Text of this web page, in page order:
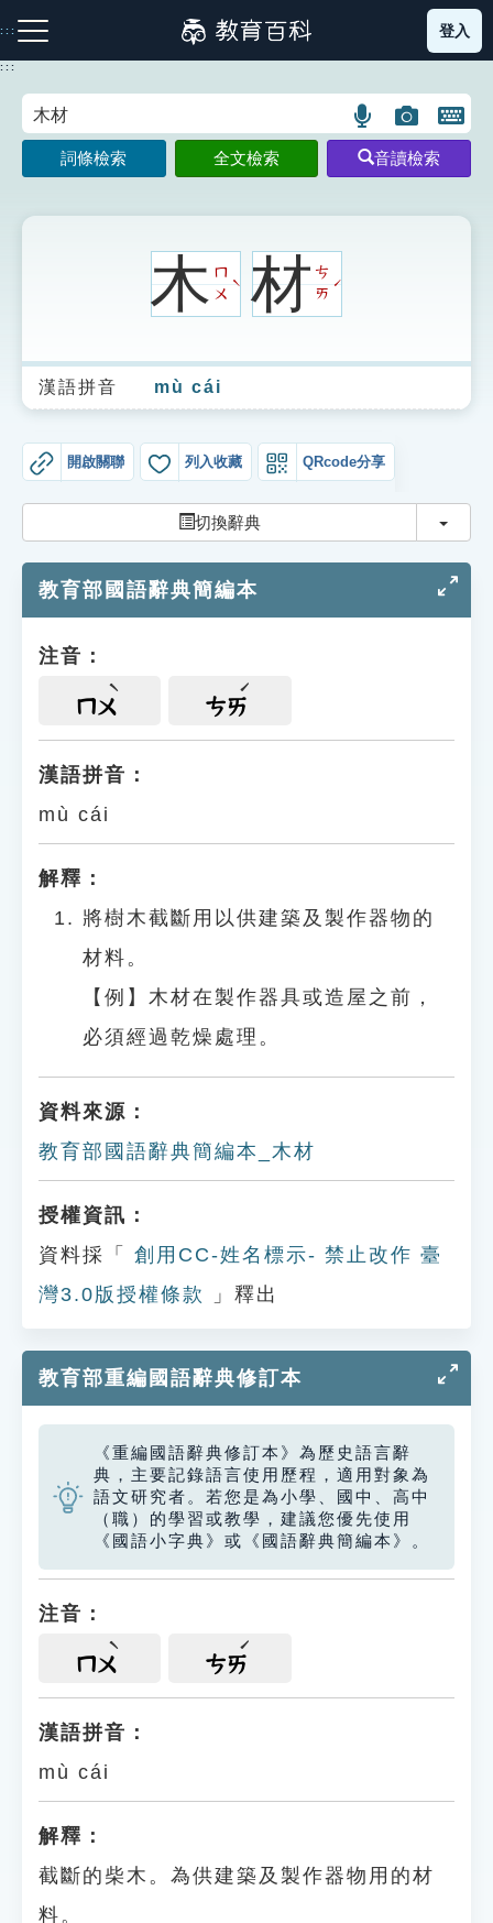
到
主
:::
注音索引圖示 筆畫索引圖示 部首索引表圖示
生字詞彙表
成語故事
索引選單
單字索引
遊戲專區
貓頭鷹博士
登入
:::
語
言
搜
圖
片
搜
開
鍵
圖
詞條檢索 全文檢索 音讀檢索
木ㄇ
ㄨ
ˋ 材ㄘ
ㄞ
ˊ
漢語拼音 mù cái
開啟關聯 列入收藏 QRcode分享
切換辭典 切換
教育部國語辭典簡編本
注音：
ㄇㄨ ㄘㄞ
漢語拼音：
mù cái
解釋：
將樹木截斷用以供建築及製作器物的
材料。
【例】木材在製作器具或造屋之前，
必須經過乾燥處理。
資料來源：
教育部國語辭典簡編本_木材
授權資訊：
資料採「
創用CC-姓名標示- 禁止改作 臺
灣3.0版授權條款
」釋出
教育部重編國語辭典修訂本
《重編國語辭典修訂本》為歷史語言辭
典，主要記錄語言使用歷程，適用對象為
語文研究者。若您是為小學、國中、高中
（職）的學習或教學，建議您優先使用
《國語小字典》或《國語辭典簡編本》。
注音：
ㄇㄨ ㄘㄞ
漢語拼音：
mù cái
解釋：
截斷的柴木。為供建築及製作器物用的材
料。